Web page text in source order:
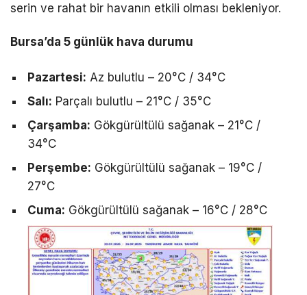
serin ve rahat bir havanın etkili olması bekleniyor.
Bursa’da 5 günlük hava durumu
Pazartesi: Az bulutlu – 20°C / 34°C
Salı: Parçalı bulutlu – 21°C / 35°C
Çarşamba: Gökgürültülü sağanak – 21°C /
34°C
Perşembe: Gökgürültülü sağanak – 19°C /
27°C
Cuma: Gökgürültülü sağanak – 16°C / 28°C